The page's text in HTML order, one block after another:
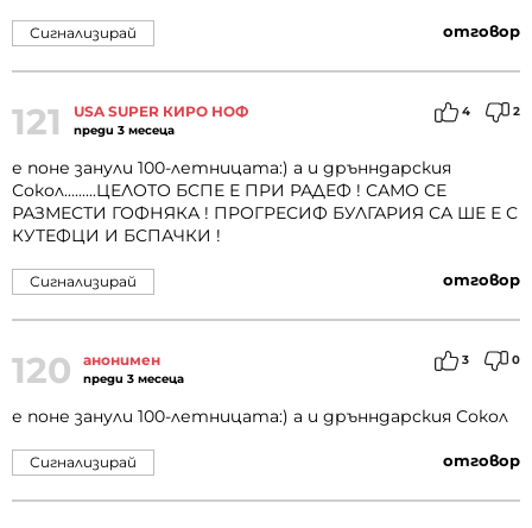
отговор
Сигнализирай
121 USA SUPER КИРО НОФ
преди 3 месеца
4 2
е поне занули 100-летницата:) а и дрънндарския
Сокол.........ЦЕЛОТО БСПЕ Е ПРИ РАДЕФ ! САМО СЕ
РАЗМЕСТИ ГОФНЯКА ! ПРОГРЕСИФ БУЛГАРИЯ СА ШЕ Е С
КУТЕФЦИ И БСПАЧКИ !
отговор
Сигнализирай
120 анонимен
преди 3 месеца
3 0
е поне занули 100-летницата:) а и дрънндарския Сокол
отговор
Сигнализирай